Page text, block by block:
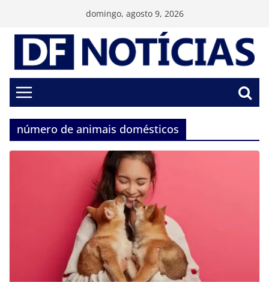
conteúdo
domingo, agosto 9, 2026
número de animais domésticos